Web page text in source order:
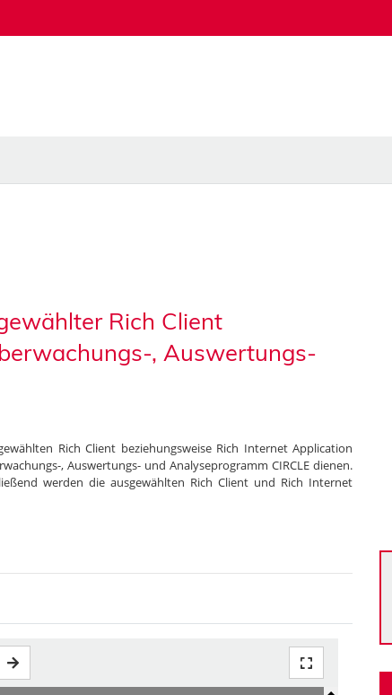
Rich Client
, Auswertungs-
Rich Client beziehungsweise Rich Internet Application
, Auswertungs- und Analyseprogramm CIRCLE dienen.
werden die ausgewählten Rich Client und Rich Internet